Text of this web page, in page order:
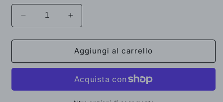
Diminuisci
quantità
per
Copri
Aumenta
quantità
per
India
Copri
Pathwork
Aggiungi al carrello